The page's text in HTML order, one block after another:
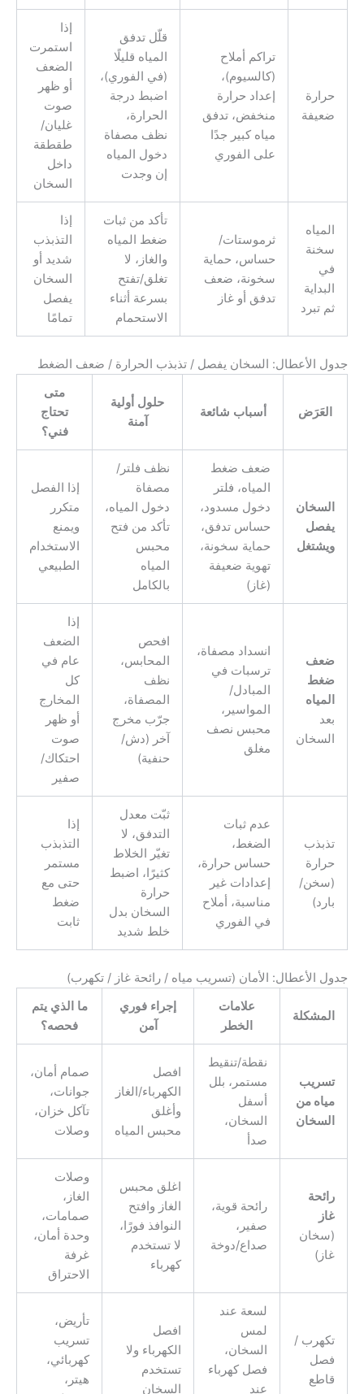
حرارة
ضعيفة
تراكم أملاح
(كالسيوم)،
إعداد حرارة
منخفض، تدفق
مياه كبير جدًا
على الفوري
قلّل تدفق
المياه قليلًا
(في الفوري)،
اضبط درجة
الحرارة،
نظف مصفاة
دخول المياه
إن وجدت
إذا
استمرت
الضعف
أو ظهر
صوت
غليان/
طقطقة
داخل
السخان
المياه
سخنة
في
البداية
ثم تبرد
ثرموستات/
حساس، حماية
سخونة، ضعف
تدفق أو غاز
تأكد من ثبات
ضغط المياه
والغاز، لا
تغلق/تفتح
بسرعة أثناء
الاستحمام
إذا
التذبذب
شديد أو
السخان
يفصل
تمامًا
جدول الأعطال: السخان يفصل / تذبذب الحرارة / ضعف الضغط
العَرَض أسباب شائعة
حلول أولية
آمنة
متى
تحتاج
فني؟
السخان
يفصل
ويشتغل
ضعف ضغط
المياه، فلتر
دخول مسدود،
حساس تدفق،
حماية سخونة،
تهوية ضعيفة
(غاز)
نظف فلتر/
مصفاة
دخول المياه،
تأكد من فتح
محبس
المياه
بالكامل
إذا الفصل
متكرر
ويمنع
الاستخدام
الطبيعي
ضعف
ضغط
المياه
بعد
السخان
انسداد مصفاة،
ترسبات في
المبادل/
المواسير،
محبس نصف
مغلق
افحص
المحابس،
نظف
المصفاة،
جرّب مخرج
آخر (دش/
حنفية)
إذا
الضعف
عام في
كل
المخارج
أو ظهر
صوت
احتكاك/
صفير
تذبذب
حرارة
(سخن/
بارد)
عدم ثبات
الضغط،
حساس حرارة،
إعدادات غير
مناسبة، أملاح
في الفوري
ثبّت معدل
التدفق، لا
تغيّر الخلاط
كثيرًا، اضبط
حرارة
السخان بدل
خلط شديد
إذا
التذبذب
مستمر
حتى مع
ضغط
ثابت
جدول الأعطال: الأمان (تسريب مياه / رائحة غاز / تكهرب)
المشكلة
علامات
الخطر
إجراء فوري
آمن
ما الذي يتم
فحصه؟
تسريب
مياه من
السخان
نقطة/تنقيط
مستمر، بلل
أسفل
السخان،
صدأ
افصل
الكهرباء/الغاز
وأغلق
محبس المياه
صمام أمان،
جوانات،
تآكل خزان،
وصلات
رائحة
غاز
(سخان
غاز)
رائحة قوية،
صفير،
صداع/دوخة
اغلق محبس
الغاز وافتح
النوافذ فورًا،
لا تستخدم
كهرباء
وصلات
الغاز،
صمامات،
وحدة أمان،
غرفة
الاحتراق
تكهرب /
فصل
قاطع
لسعة عند
لمس
السخان،
فصل كهرباء
عند
افصل
الكهرباء ولا
تستخدم
السخان
تأريض،
تسريب
كهربائي،
هيتر،